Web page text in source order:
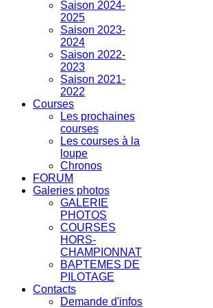
Saison 2024-
2025
Saison 2023-
2024
Saison 2022-
2023
Saison 2021-
2022
Courses
Les prochaines
courses
Les courses à la
loupe
Chronos
FORUM
Galeries photos
GALERIE
PHOTOS
COURSES
HORS-
CHAMPIONNAT
BAPTEMES DE
PILOTAGE
Contacts
Demande d'infos